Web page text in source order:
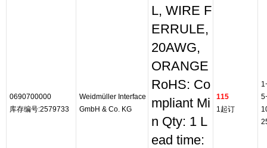
0690700000
库存编号:2579733
Weidmüller Interface
GmbH & Co. KG
L, WIRE F
ERRULE,
20AWG,
ORANGE
RoHS: Co
mpliant Mi
n Qty: 1 L
ead time:
115
1起订